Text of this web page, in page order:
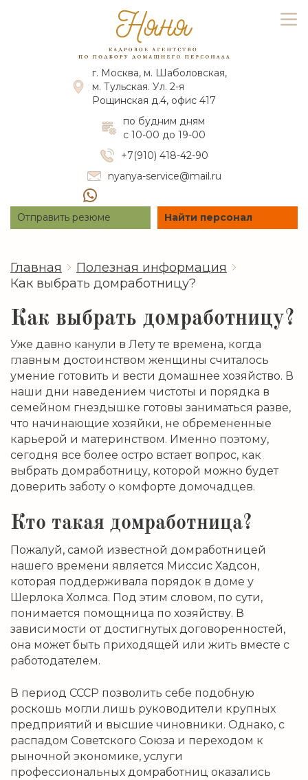
г. Москва, м. Шаболовская,
м. Тульская. Ул. 2-я
Рощинская д.4, офис 417
по будним дням
с 10-00 до 19-00
+7(910) 418-42-90
nyanya-service@mail.ru
Отправить резюме Найти персонал
Главная
Полезная информация
Как выбрать домработницу?
Как выбрать домработницу?
Уже давно канули в Лету те времена, когда
главным достоинством женщины считалось
умение готовить и вести домашнее хозяйство. В
наши дни наведением чистоты и порядка в
семейном гнездышке готовы заниматься разве,
что начинающие хозяйки, не обремененные
карьерой и материнством. Именно поэтому,
сегодня все более остро встает вопрос, как
выбрать домработницу, которой можно будет
доверить заботу о комфорте домочадцев.
Кто такая домработница?
Пожалуй, самой известной домработницей
нашего времени является Миссис Хадсон,
которая поддерживала порядок в доме у
Шерлока Холмса. Под этим словом, по сути,
понимается помощница по хозяйству. В
зависимости от достигнутых договоренностей,
она может быть приходящей или жить вместе с
работодателем.
В период СССР позволить себе подобную
роскошь могли лишь руководители крупных
предприятий и высшие чиновники. Однако, с
распадом Советского Союза и переходом к
рыночной экономике, услуги
профессиональных домработниц оказались